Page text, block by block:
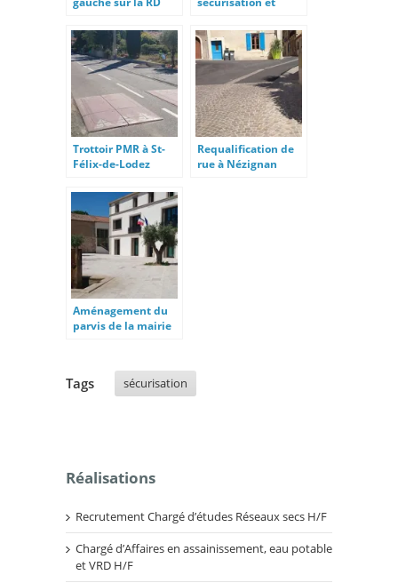
Montréal d’Aude
Trottoir PMR à St-
Félix-de-Lodez
Requalification de
rue à Nézignan
Aménagement du
parvis de la mairie
Tags sécurisation
Réalisations
Recrutement Chargé d’études Réseaux secs H/F
Chargé d’Affaires en assainissement, eau potable
et VRD H/F